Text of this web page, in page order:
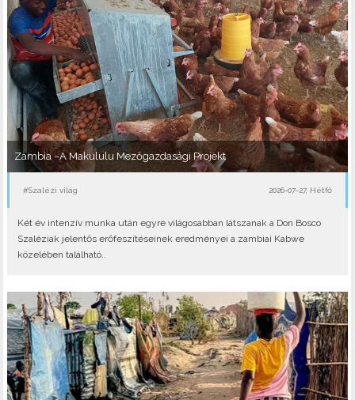
Zambia –A Makululu Mezőgazdasági Projekt
#Szalézi világ 2026-07-27, Hétfő
Két év intenzív munka után egyre világosabban látszanak a Don Bosco
Szaléziak jelentős erőfeszítéseinek eredményei a zambiai Kabwe
közelében található..